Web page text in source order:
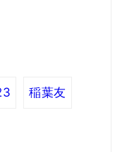
稲葉友